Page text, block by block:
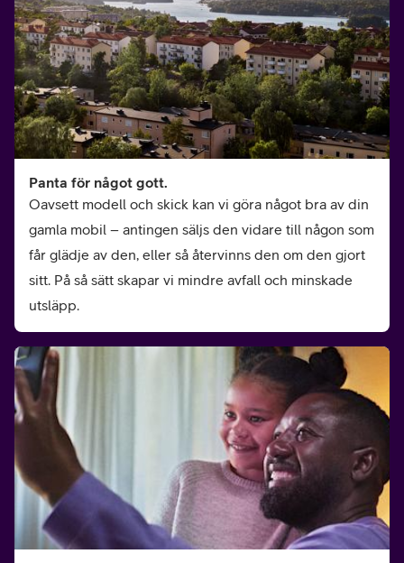
Panta för något gott.
Oavsett modell och skick kan vi göra något bra av din
gamla mobil – antingen säljs den vidare till någon som
får glädje av den, eller så återvinns den om den gjort
sitt. På så sätt skapar vi mindre avfall och minskade
utsläpp.